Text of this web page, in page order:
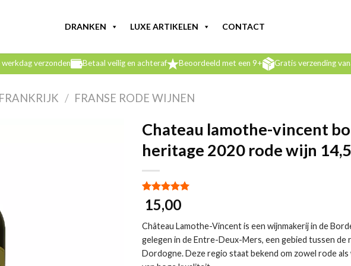
DRANKEN LUXE ARTIKELEN CONTACT
verzonden Betaal veilig en achteraf Beoordeeld met een 9+ Gratis verzending
FRANKRIJK / FRANSE RODE WIJNEN
Chateau lamothe-vincent
heritage 2020 rode wijn
Gewaardeerd
5.00op 5
op
1
klant
waardering
15,00
Château Lamothe-Vincent is een wijnmakerij in de
gelegen in de Entre-Deux-Mers, een gebied tussen de
Dordogne. Deze regio staat bekend om zowel rode